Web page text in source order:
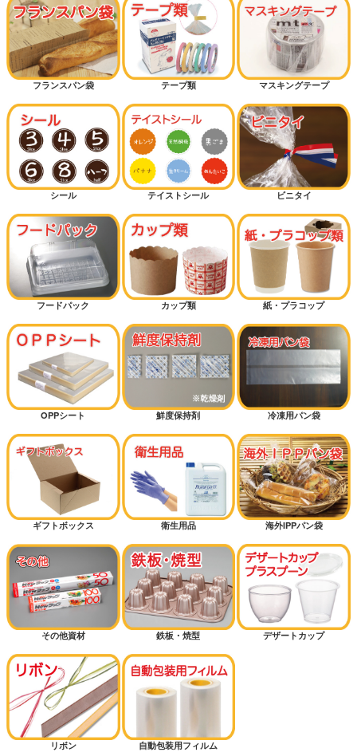
フランスパン袋 テープ類 マスキングテープ
シール テイストシール ビニタイ
フードパック カップ類 紙・プラコップ
OPPシート 鮮度保持剤 冷凍用パン袋
ギフトボックス 衛生用品 海外IPPパン袋
その他資材 鉄板・焼型 デザートカップ
リボン 自動包装用フィルム